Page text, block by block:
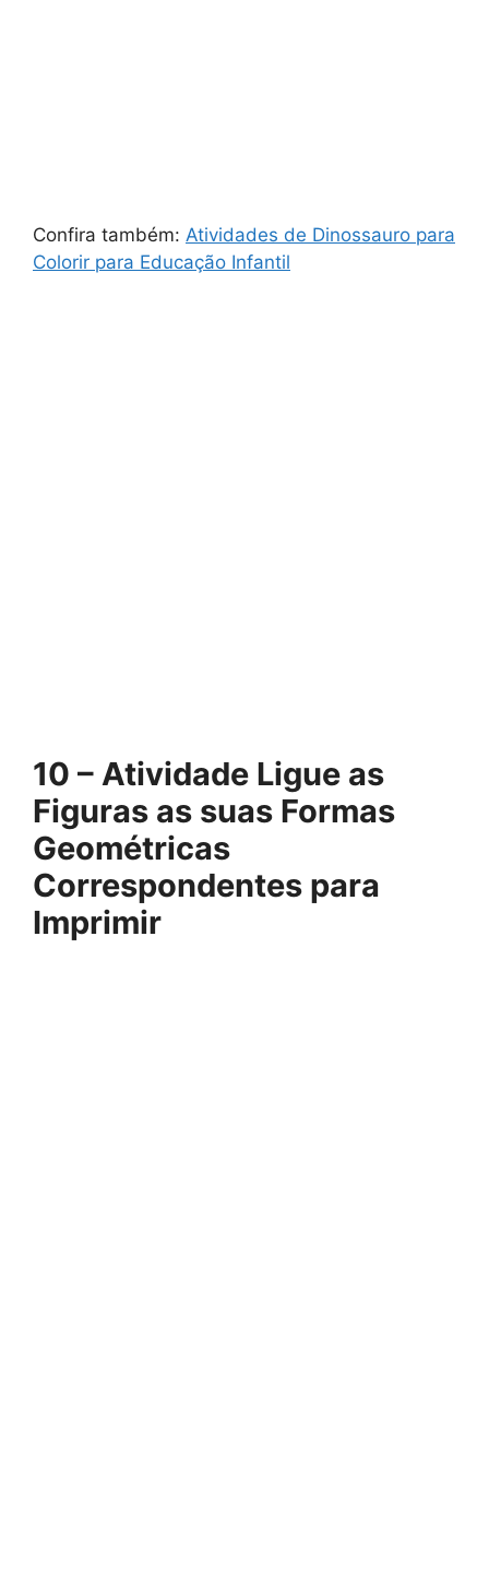
Confira também: Atividades de Dinossauro para
Colorir para Educação Infantil
10 – Atividade Ligue as
Figuras as suas Formas
Geométricas
Correspondentes para
Imprimir